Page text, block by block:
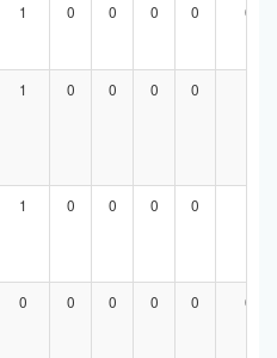
1 0 0 0 0 0
1 0 0 0 0
1 0 0 0 0
0 0 0 0 0 0